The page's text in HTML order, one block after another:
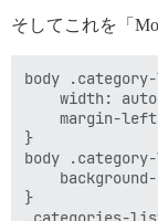
そしてこれを「
body
width:
margin-
}
body
}